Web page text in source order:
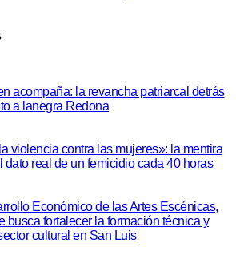
acompaña: la revancha patriarcal detrás
a lanegra Redona
violencia contra las mujeres»: la mentira
dato real de un femicidio cada 40 horas
Económico de las Artes Escénicas,
busca fortalecer la formación técnica y
cultural en San Luis